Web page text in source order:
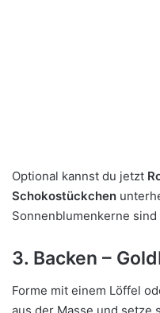
Optional kannst du jetzt
Schokostückchen
Sonnenblumenkerne
3. Backen –
Forme mit einem Löffel
aus der Masse und setze